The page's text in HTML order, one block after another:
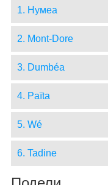
1. Нумеа
2. Mont-Dore
3. Dumbéa
4. Païta
5. Wé
6. Tadine